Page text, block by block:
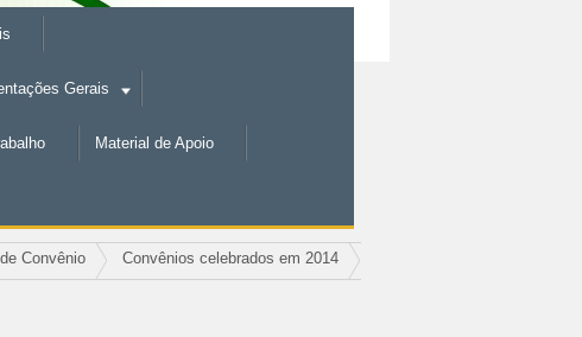
Gerais
Material de Apoio
Convênio Convênios celebrados em 2014